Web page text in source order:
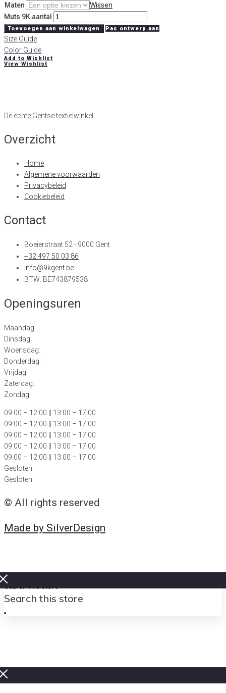
Maten
Wissen
Muts 9K aantal
Toevoegen aan winkelwagen Pas ontwerp aan
Size Guide
Color Guide
Add to Wishlist
View Wishlist
De echte Gentse textielwinkel
Overzicht
Home
Algemene voorwaarden
Privacybeleid
Cookiebeleid
Contact
Boeierstraat 52 - 9000 Gent
+32 497 50 03 86
info@9kgent.be
BTW: BE743879538
Openingsuren
Maandag:
Dinsdag:
Woensdag:
Donderdag:
Vrijdag:
Zaterdag:
Zondag:
09:00 – 12:00
|| 13:00 – 17:00
09:00 – 12:00 || 13:00 – 17:00
09:00 – 12:00 || 13:00 – 17:00
09:00 – 12:00 || 13:00 – 17:00
09:00 – 12:00 || 13:00 – 17:00
Gesloten
Gesloten
© All rights reserved
Made by SilverDesign